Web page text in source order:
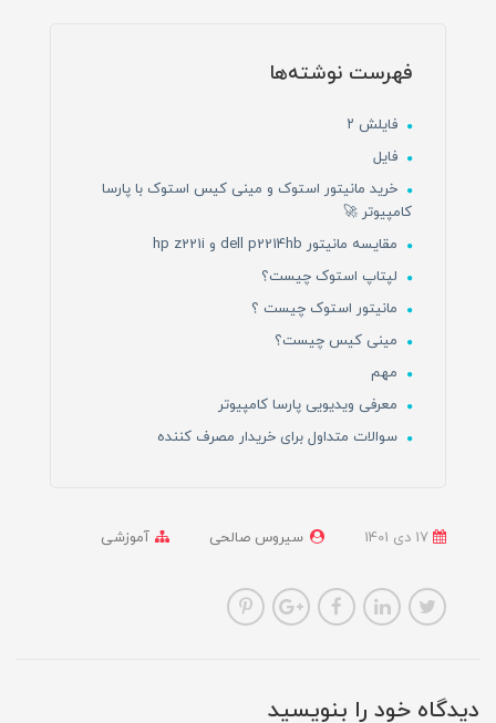
فهرست نوشته‌ها
فایلش ۲
فایل
خرید مانیتور استوک و مینی کیس استوک با پارسا
کامپیوتر 🚀
مقایسه مانیتور dell p2214hb و hp z221i
لپتاپ استوک چیست؟
مانیتور استوک چیست ؟
مینی کیس چیست؟
مهم
معرفی ویدیویی پارسا کامپیوتر
سوالات متداول برای خریدار مصرف کننده
سیروس صالحی آموزشی
دیدگاه خود را بنویسید